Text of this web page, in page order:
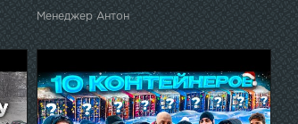
Менеджер Антон